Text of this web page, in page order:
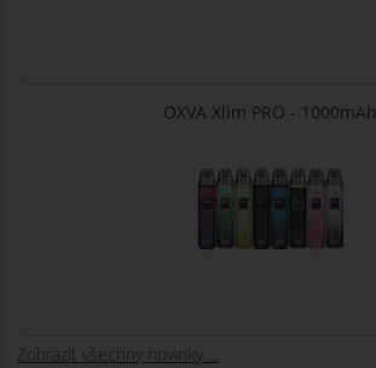
OXVA Xlim PRO - 1000mAh
Zobrazit všechny novinky ...